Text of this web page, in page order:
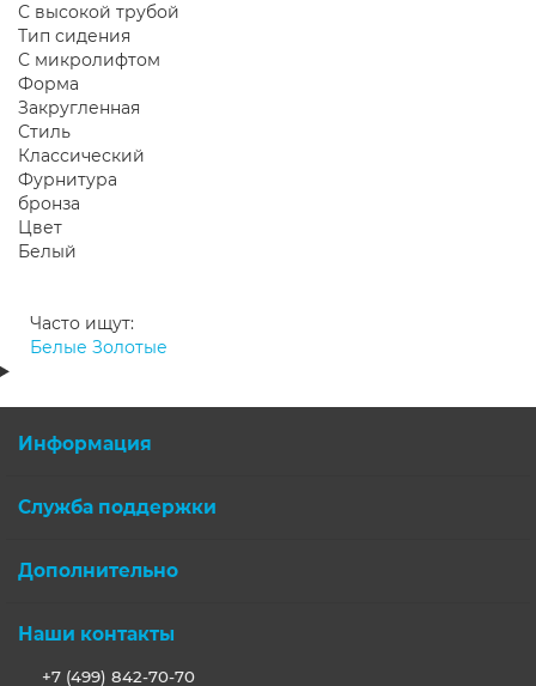
С высокой трубой
Тип сидения
С микролифтом
Форма
Закругленная
Стиль
Классический
Фурнитура
бронза
Цвет
Белый
Часто ищут:
Белые Золотые
Информация
Служба поддержки
Дополнительно
Наши контакты
+7 (499) 842-70-70